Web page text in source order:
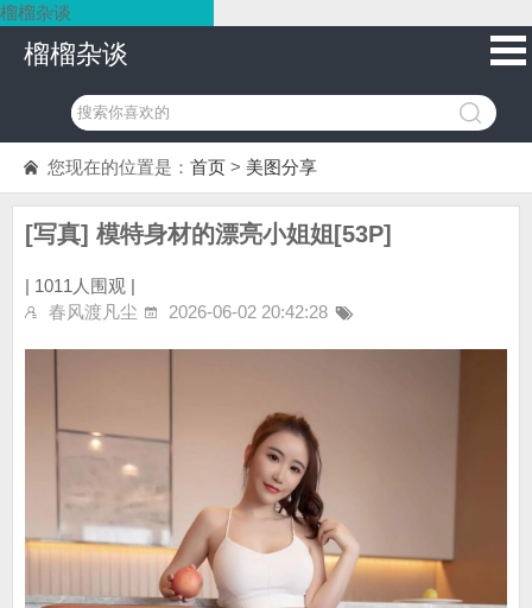
榴榴杂谈
榴榴杂谈
您现在的位置是： 首页 > 美图分享
[写真] 模特身材的漂亮小姐姐[53P]
| 1011人围观 |
春风渡凡尘
2026-06-02 20:42:28